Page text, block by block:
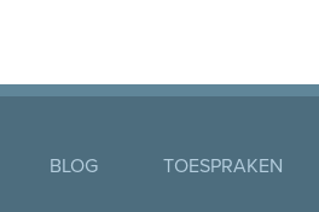
BLOG TOESPRAKEN